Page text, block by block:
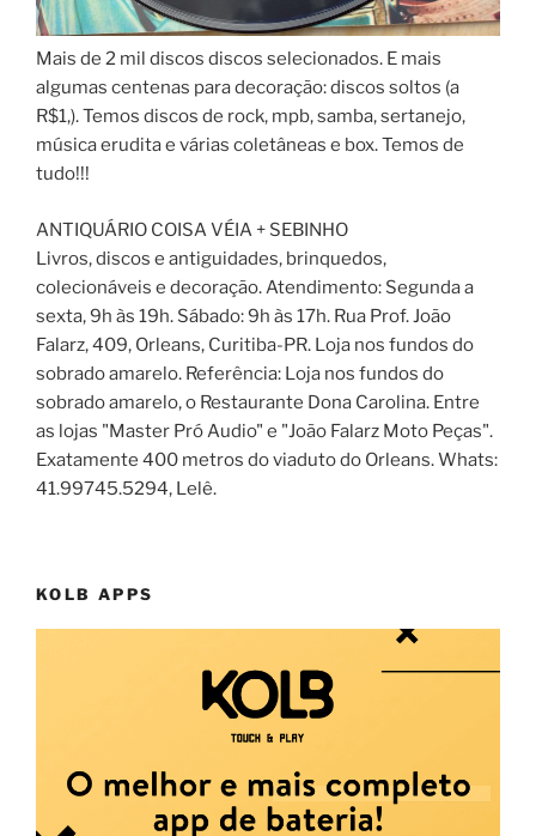
Mais de 2 mil discos discos selecionados. E mais
algumas centenas para decoração: discos soltos (a
R$1,). Temos discos de rock, mpb, samba, sertanejo,
música erudita e várias coletâneas e box. Temos de
tudo!!!
ANTIQUÁRIO COISA VÉIA + SEBINHO
Livros, discos e antiguidades, brinquedos,
colecionáveis e decoração. Atendimento: Segunda a
sexta, 9h às 19h. Sábado: 9h às 17h. Rua Prof. João
Falarz, 409, Orleans, Curitiba-PR. Loja nos fundos do
sobrado amarelo. Referência: Loja nos fundos do
sobrado amarelo, o Restaurante Dona Carolina. Entre
as lojas "Master Pró Audio" e "João Falarz Moto Peças".
Exatamente 400 metros do viaduto do Orleans. Whats:
41.99745.5294, Lelê.
KOLB APPS